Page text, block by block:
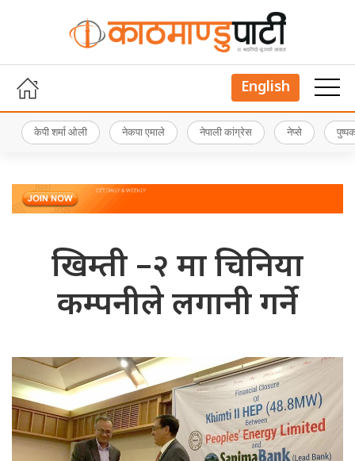
English
केपी शर्मा ओली नेकपा एमाले नेपाली कांग्रेस नेप्से
खिम्ती –२ मा चिनिया
कम्पनीले लगानी गर्ने